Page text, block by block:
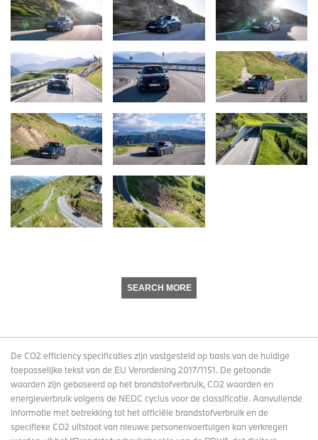
SEARCH MORE
De CO2 efficiency specificaties zijn vastgesteld op basis van de huidige
toepasselijke tekst van de EU Verordening 2017/1151. De getoonde
waarden zijn gebaseerd op het brandstofverbruik, CO2 waarden en
energieverbruik volgens de NEDC cyclus voor de classificatie. Aanvullende
informatie met betrekking tot het officiële brandstofverbruik en de
specifieke CO2 uitstoot van nieuwe personenvoertuigen kan verkregen